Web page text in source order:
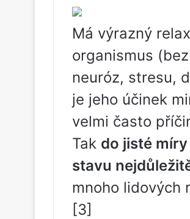
Má výrazný
organismus
neuróz, stresu,
je jeho účinek
velmi často
Tak do jisté
stavu
mnoho lidových
[3]